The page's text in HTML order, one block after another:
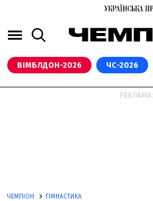
ВІМБЛДОН-2026 ЧС-2026
РЕКЛАМА:
ЧЕМПІОН ГІМНАСТИКА